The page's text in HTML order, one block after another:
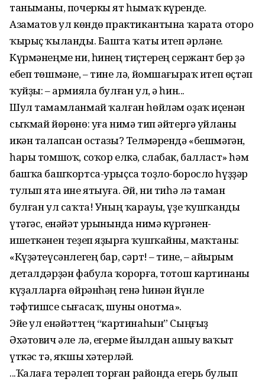
таныманы, почеркы ят һымаҡ күренде.
Азаматов ул көндө практикантына ҡарата оторо
ҡырыҫ ҡыланды. Башта ҡаты итеп әрләне.
Күрмәнеңме ни, һинең тиҫтерең сержант бер ҙә
ебеп төшмәне, – тине лә, йомшағыраҡ итеп өҫтәп
ҡуйҙы: – армияла булған ул, ә һин...
Шул тамамланмай ҡалған һөйләм оҙаҡ иҫенән
сыҡмай йөрөнө: уға нимә тип әйтергә уйланы
икән талапсан остазы? Телмәрендә «бешмәгән,
һары томшоҡ, соҡор елкә, слабак, балласт» һәм
башҡа башҡортса-урыҫса тоҙло-боросло һүҙҙәр
тулып ята ине ятыуға. Әй, ни тиһә лә таман
булған ул саҡта! Уның ҡарауы, үҙе ҡушҡанды
үтәгәс, енәйәт урынында нимә күргәнен-
ишеткәнен теҙеп яҙырға ҡушҡайны, маҡтаны:
«Күҙәтеүсәнлегең бар, сәрт! – тине, – айырым
деталдәрҙән фабула ҡорорға, тотош картинаны
күҙалларға өйрәнһәң генә һинән йүнле
тәфтишсе сығасаҡ, шуны онотма».
Эйе ул енәйәттең “картинаһын” Сыңғыҙ
Әхәтович әле лә, егерме йылдан ашыу ваҡыт
үткәс тә, яҡшы хәтерләй.
...Ҡалаға терәлеп торған районда егерь булып